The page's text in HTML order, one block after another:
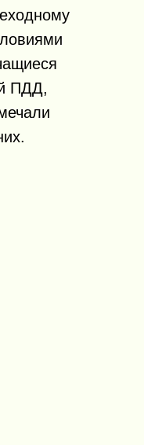
ПДД,